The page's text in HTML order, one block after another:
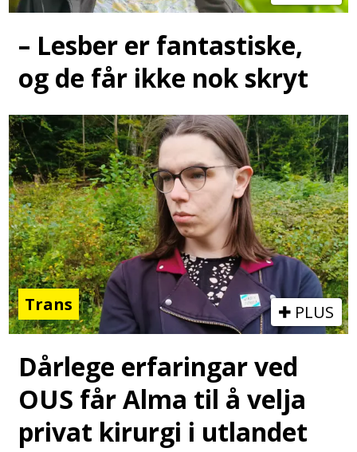
– Lesber er fantastiske,
og de får ikke nok skryt
Trans PLUS
Dårlege erfaringar ved
OUS får Alma til å velja
privat kirurgi i utlandet